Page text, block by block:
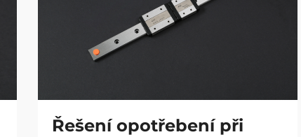
Řešení opotřebení při